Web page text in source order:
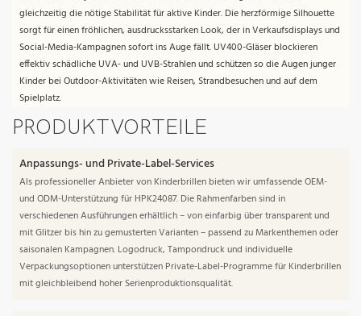
gleichzeitig die nötige Stabilität für aktive Kinder. Die herzförmige Silhouette
sorgt für einen fröhlichen, ausdrucksstarken Look, der in Verkaufsdisplays und
Social-Media-Kampagnen sofort ins Auge fällt. UV400-Gläser blockieren
effektiv schädliche UVA- und UVB-Strahlen und schützen so die Augen junger
Kinder bei Outdoor-Aktivitäten wie Reisen, Strandbesuchen und auf dem
Spielplatz.
PRODUKTVORTEILE
Anpassungs- und Private-Label-Services
Als professioneller Anbieter von Kinderbrillen bieten wir umfassende OEM-
und ODM-Unterstützung für HPK24087. Die Rahmenfarben sind in
verschiedenen Ausführungen erhältlich – von einfarbig über transparent und
mit Glitzer bis hin zu gemusterten Varianten – passend zu Markenthemen oder
saisonalen Kampagnen. Logodruck, Tampondruck und individuelle
Verpackungsoptionen unterstützen Private-Label-Programme für Kinderbrillen
mit gleichbleibend hoher Serienproduktionsqualität.